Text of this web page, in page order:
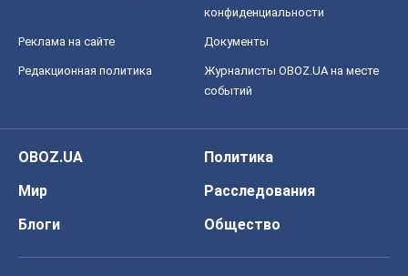
конфиденциальности
Реклама на сайте Документы
Редакционная политика
Журналисты OBOZ.UA на месте
событий
OBOZ.UA
Политика
Мир
Расследования
Блоги
Общество